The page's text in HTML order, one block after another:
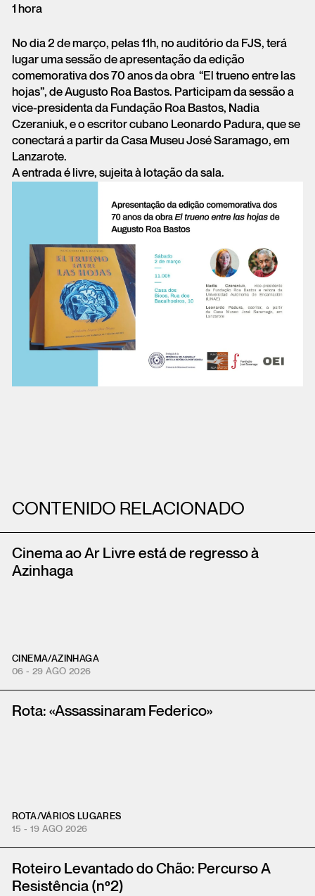
1 hora
No dia 2 de março, pelas 11h, no auditório da FJS, terá
lugar uma sessão de apresentação da edição
comemorativa dos 70 anos da obra “El trueno entre las
hojas”, de Augusto Roa Bastos. Participam da sessão a
vice-presidenta da Fundação Roa Bastos, Nadia
Czeraniuk, e o escritor cubano Leonardo Padura, que se
conectará a partir da Casa Museu José Saramago, em
Lanzarote.
A entrada é livre, sujeita à lotação da sala.
CONTENIDO RELACIONADO
Cinema ao Ar Livre está de regresso à
Azinhaga
CINEMA/AZINHAGA
06 - 29 AGO 2026
Rota: «Assassinaram Federico»
ROTA/VÁRIOS LUGARES
15 - 19 AGO 2026
Roteiro Levantado do Chão: Percurso A
Resistência (nº2)